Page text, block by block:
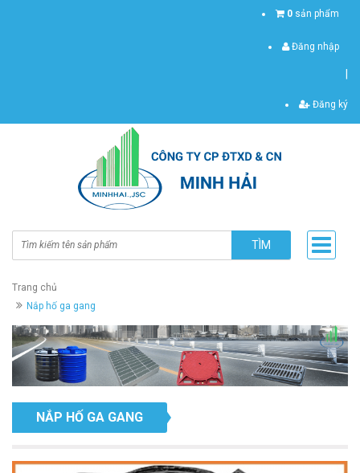
0 sản phẩm
Đăng nhập
Đăng ký
TÌM
Trang chủ
Nắp hố ga gang
NẮP HỐ GA GANG